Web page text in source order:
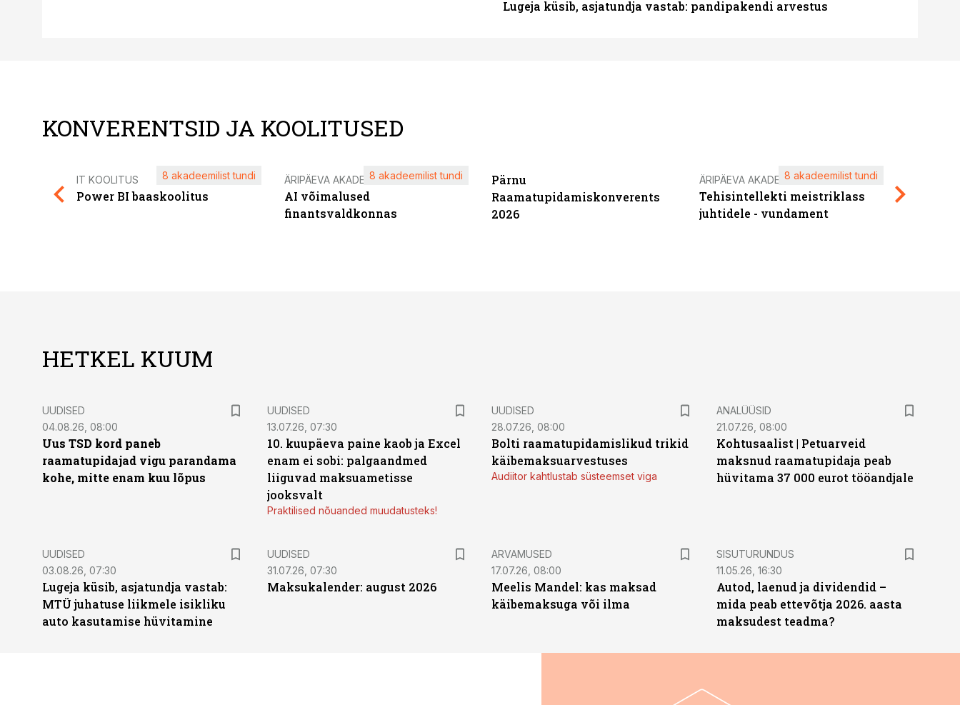
Lugeja küsib, asjatundja vastab: pandipakendi arvestus
KONVERENTSID JA KOOLITUSED
IT KOOLITUS
Power BI baaskoolitus
8 akadeemilist tundi ÄRIPÄEVA AKADEEMIA
AI võimalused
finantsvaldkonnas
8 akadeemilist tundi
Pärnu
Raamatupidamiskonverents
2026
ÄRIPÄEVA AKADEEMIA
Tehisintellekti meistriklass
juhtidele - vundament
8 akadeemilist tundi
HETKEL KUUM
UUDISED
04.08.26, 08:00
Uus TSD kord paneb
raamatupidajad vigu parandama
kohe, mitte enam kuu lõpus
UUDISED
13.07.26, 07:30
10. kuupäeva paine kaob ja Excel
enam ei sobi: palgaandmed
liiguvad maksuametisse
jooksvalt
Praktilised nõuanded muudatusteks!
UUDISED
28.07.26, 08:00
Bolti raamatupidamislikud trikid
käibemaksuarvestuses
Audiitor kahtlustab süsteemset viga
ANALÜÜSID
21.07.26, 08:00
Kohtusaalist | Petuarveid
maksnud raamatupidaja peab
hüvitama 37 000 eurot tööandjale
UUDISED
03.08.26, 07:30
Lugeja küsib, asjatundja vastab:
MTÜ juhatuse liikmele isikliku
auto kasutamise hüvitamine
UUDISED
31.07.26, 07:30
Maksukalender: august 2026
ARVAMUSED
17.07.26, 08:00
Meelis Mandel: kas maksad
käibemaksuga või ilma
ST
SISUTURUNDUS
11.05.26, 16:30
Autod, laenud ja dividendid –
mida peab ettevõtja 2026. aasta
maksudest teadma?